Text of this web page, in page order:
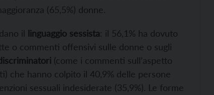
(65,5%) donne.
il linguaggio sessista: il 56,1% ha dovuto
o commenti offensivi sulle donne o sugli
(come i commenti sull’aspetto
che hanno colpito il 40,9% delle persone
sessuali indesiderate (35,9%). Le forme